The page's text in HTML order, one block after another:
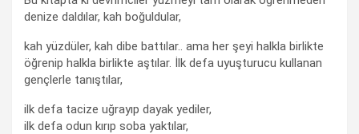
denize daldılar, kah boğuldular,
kah yüzdüler, kah dibe battılar.. ama her şeyi halkla birlikte
öğrenip halkla birlikte aştılar. İlk defa uyuşturucu kullanan
gençlerle tanıştılar,
ilk defa tacize uğrayıp dayak yediler,
ilk defa odun kırıp soba yaktılar,